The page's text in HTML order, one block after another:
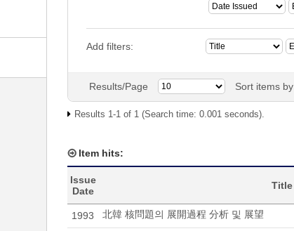
Add filters:
Results/Page Sort items by
Results 1-1 of 1 (Search time: 0.001 seconds).
Item hits:
Issue
Date
Title
1993 北韓 核問題의 展開過程 分析 및 展望